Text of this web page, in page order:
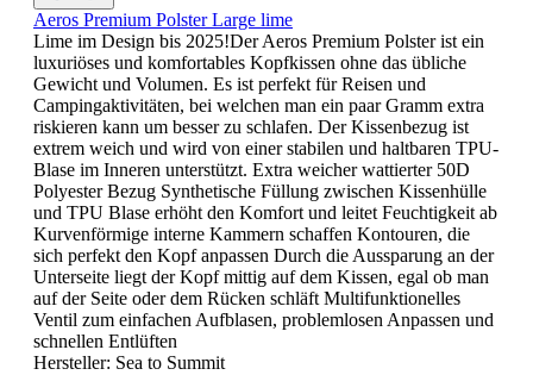
Aeros Premium Polster Large lime
Lime im Design bis 2025!Der Aeros Premium Polster ist ein
luxuriöses und komfortables Kopfkissen ohne das übliche
Gewicht und Volumen. Es ist perfekt für Reisen und
Campingaktivitäten, bei welchen man ein paar Gramm extra
riskieren kann um besser zu schlafen. Der Kissenbezug ist
extrem weich und wird von einer stabilen und haltbaren TPU-
Blase im Inneren unterstützt. Extra weicher wattierter 50D
Polyester Bezug Synthetische Füllung zwischen Kissenhülle
und TPU Blase erhöht den Komfort und leitet Feuchtigkeit ab
Kurvenförmige interne Kammern schaffen Kontouren, die
sich perfekt den Kopf anpassen Durch die Aussparung an der
Unterseite liegt der Kopf mittig auf dem Kissen, egal ob man
auf der Seite oder dem Rücken schläft Multifunktionelles
Ventil zum einfachen Aufblasen, problemlosen Anpassen und
schnellen Entlüften
Hersteller: Sea to Summit